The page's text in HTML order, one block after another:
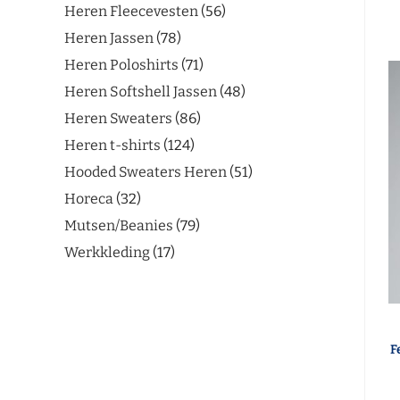
Heren Fleecevesten 56
Heren Jassen 78
Heren Poloshirts 71
Heren Softshell Jassen 48
Heren Sweaters 86
Heren t-shirts 124
Hooded Sweaters Heren 51
Horeca 32
Mutsen/Beanies 79
Werkkleding 17